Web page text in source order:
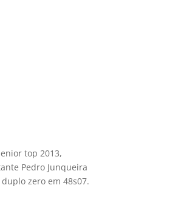
top 2013,
Pedro Junqueira
zero em 48s07.